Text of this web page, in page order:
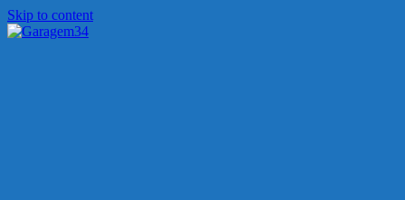
Skip to content